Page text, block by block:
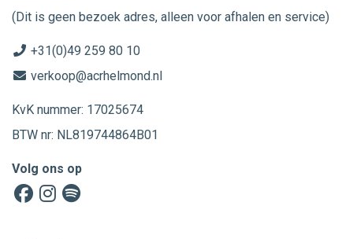
(Dit is geen bezoek adres, alleen voor afhalen en service)
+31(0)49 259 80 10
verkoop@acrhelmond.nl
KvK nummer: 17025674
BTW nr: NL819744864B01
Volg ons op